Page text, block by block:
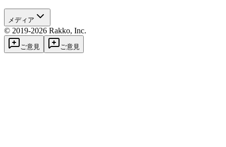
メディア
© 2019-2026 Rakko, Inc.
ご意見 ご意見